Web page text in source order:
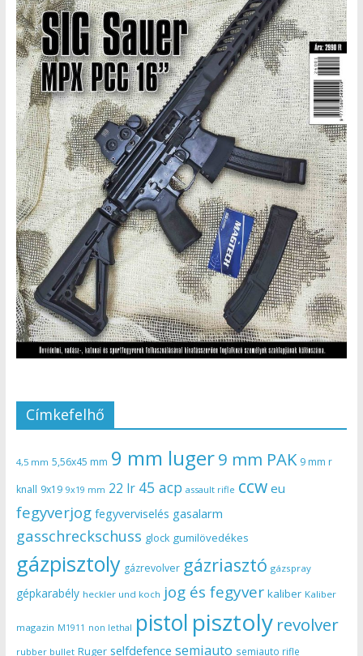
Címkefelhő
4,5 mm 5,56x45 mm 9 mm luger9 mm PAK 9 mm r
knall 9x19 9x19 mm 22 lr 45 acp assault rifle ccw eu
fegyverjog fegyverviselés gasalarm
gasschreckschuss glock gumilövedékes
gázpisztoly gázrevolver gázriasztó gázspray
gépkarabély heckler und koch jog és fegyver kaliber Kaliber
magazin M1911 non lethal pistol pisztoly revolver
rubber bullet Ruger selfdefence semiauto semiauto rifle